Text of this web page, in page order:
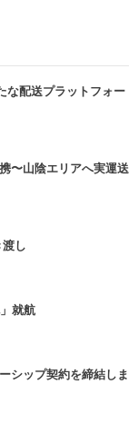
な配送プラットフォー
〜山陰エリアへ実運送
し
就航
シップ契約を締結しま